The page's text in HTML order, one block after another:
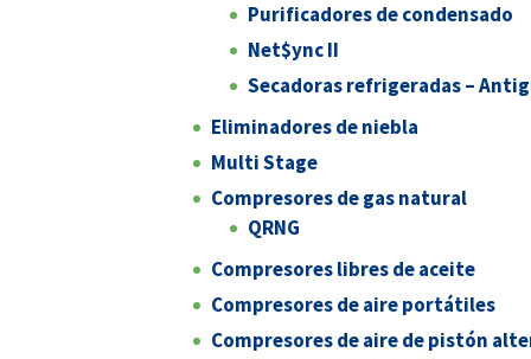
Purificadores de condensado
Net$ync II
Secadoras refrigeradas –
Eliminadores de niebla
Multi Stage
Compresores de gas natural
QRNG
Compresores libres de aceite
Compresores de aire portátiles
Compresores de aire de pistón